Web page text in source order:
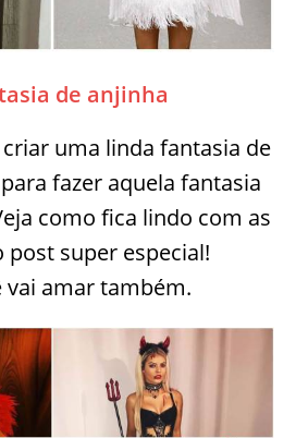
de anjinha
uma linda fantasia de
fazer aquela fantasia
como fica lindo com as
super especial!
vai amar também.